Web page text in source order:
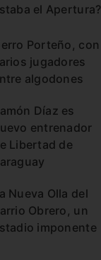
el Apertura?
Porteño, con
jugadores
algodones
Díaz es
entrenador
Libertad de
Nueva Olla del
Obrero, un
imponente